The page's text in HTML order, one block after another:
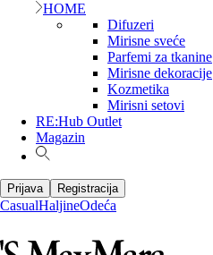
HOME
Difuzeri
Mirisne sveće
Parfemi za tkanine
Mirisne dekoracije
Kozmetika
Mirisni setovi
RE:Hub Outlet
Magazin
Prijava Registracija
CasualHaljineOdeća